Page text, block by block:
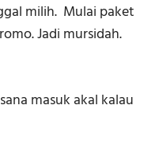
milih. Mulai paket
Jadi mursidah.
masuk akal kalau